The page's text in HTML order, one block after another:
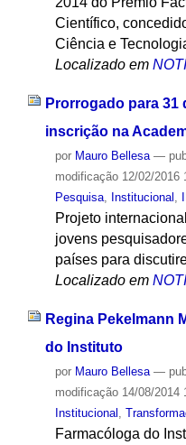
Científico,
Ciência e
Localizado em
Prorrogado para 31
inscrição na
por Mauro Bellesa —
modificação12/02/2016
Pesquisa, Institucional ,
Projeto
jovens
países para
Localizado em
Regina Pekelmann
do Instituto
por Mauro Bellesa —
modificação14/08/2014
Institucional
Farmacóloga do